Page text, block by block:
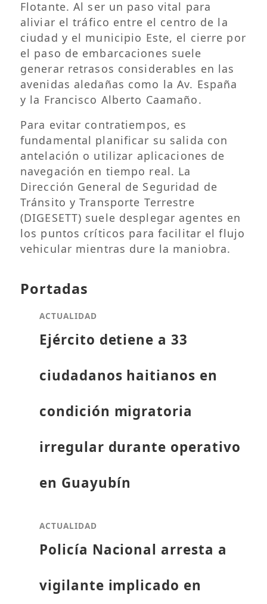
Flotante. Al ser un paso vital para
aliviar el tráfico entre el centro de la
ciudad y el municipio Este, el cierre por
el paso de embarcaciones suele
generar retrasos considerables en las
avenidas aledañas como la Av. España
y la Francisco Alberto Caamaño.
Para evitar contratiempos, es
fundamental planificar su salida con
antelación o utilizar aplicaciones de
navegación en tiempo real. La
Dirección General de Seguridad de
Tránsito y Transporte Terrestre
(DIGESETT) suele desplegar agentes en
los puntos críticos para facilitar el flujo
vehicular mientras dure la maniobra.
Portadas
ACTUALIDAD
Ejército detiene a 33
ciudadanos haitianos en
condición migratoria
irregular durante operativo
en Guayubín
ACTUALIDAD
Policía Nacional arresta a
vigilante implicado en